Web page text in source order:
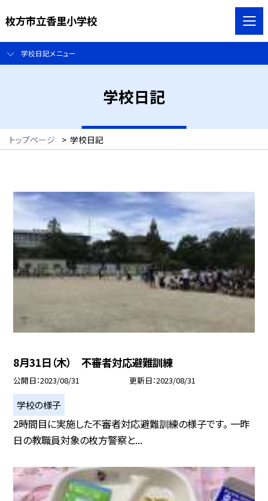
枚方市立香里小学校
学校日記メニュー
学校日記
トップページ > 学校日記
8月31日（木） 不審者対応避難訓練
公開日 2023/08/31 更新日 2023/08/31
学校の様子
2時間目に実施した不審者対応避難訓練の様子です。 一昨
日の教職員対象の枚方警察と...